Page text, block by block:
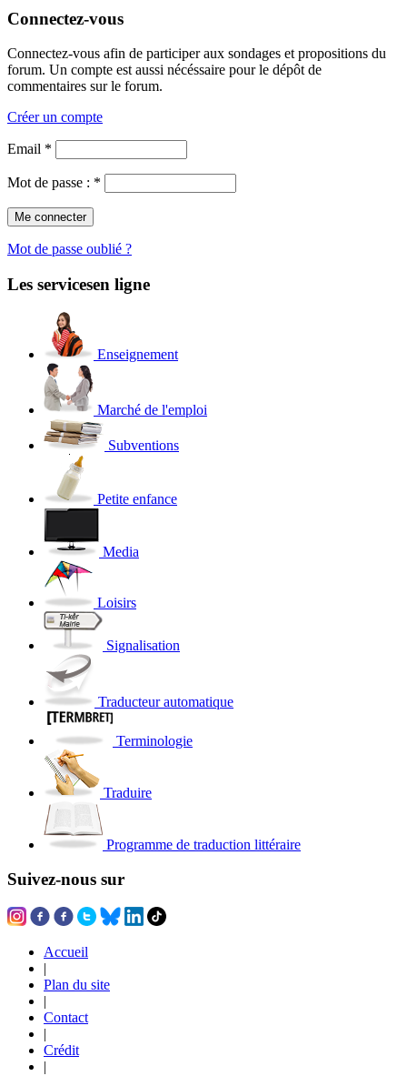
Connectez-vous
Connectez-vous afin de participer aux sondages et propositions du
forum. Un compte est aussi nécéssaire pour le dépôt de
commentaires sur le forum.
Créer un compte
Email *
Mot de passe : *
Mot de passe oublié ?
Les servicesen ligne
Enseignement
Marché de l'emploi
Subventions
Petite enfance
Media
Loisirs
Signalisation
Traducteur automatique
Terminologie
Traduire
Programme de traduction littéraire
Suivez-nous sur
Accueil
|
Plan du site
|
Contact
|
Crédit
|